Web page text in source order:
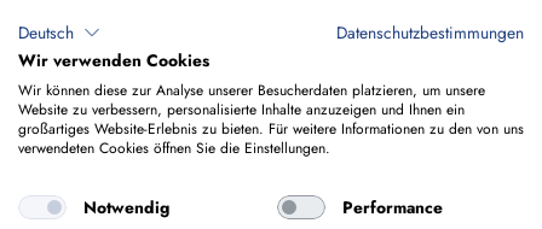
Brunnenstraße 29-31
40223 Düsseldorf
+49 211 9054-5
info@voessing.de
Deutsch
Datenschutzbestimmungen
Wir verwenden Cookies
Wir können diese zur Analyse unserer Besucherdaten platzieren, um unsere
Website zu verbessern, personalisierte Inhalte anzuzeigen und Ihnen ein
großartiges Website-Erlebnis zu bieten. Für weitere Informationen zu den von uns
verwendeten Cookies öffnen Sie die Einstellungen.
Notwendig
Performance